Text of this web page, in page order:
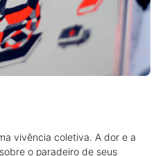
vivência coletiva. A dor e a
o paradeiro de seus